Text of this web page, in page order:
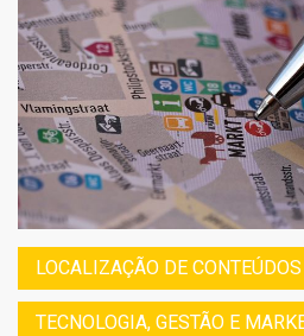
LOCALIZAÇÃO DE CONTEÚDOS
TECNOLOGIA, GESTÃO E